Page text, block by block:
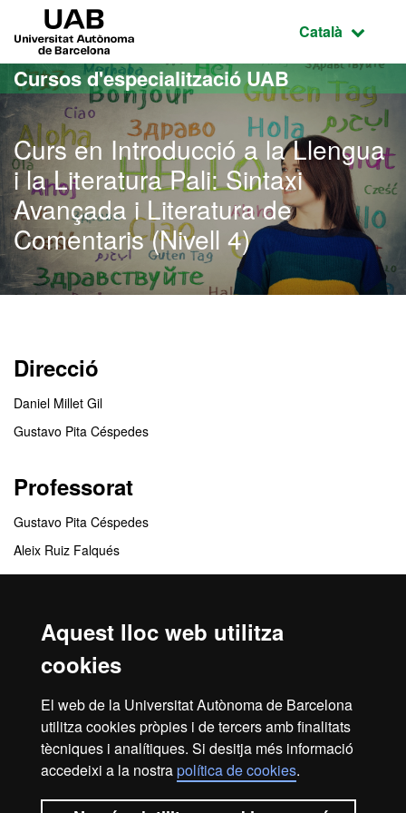
Aquest lloc web utilitza
cookies
El web de la Universitat Autònoma de Barcelona
utilitza cookies pròpies i de tercers amb finalitats
tècniques i analítiques. Si desitja més informació
accedeixi a la nostrapolítica de cookies.
Ves al contingut principal
Ves a la navegació de la pàgina
Idioma
Català
Cursos d'especialització UAB
Curs en Introducció a la Llengua
i la Literatura Pali: Sintaxi
Avançada i Literatura de
Comentaris (Nivell 4)
Direcció
Daniel Millet Gil
Gustavo Pita Céspedes
Professorat
Gustavo Pita Céspedes
Aleix Ruiz Falqués
Facultat de Traducció i d'Interpretació
Centres col·laboradors
Fundacion Dharma-Gaia